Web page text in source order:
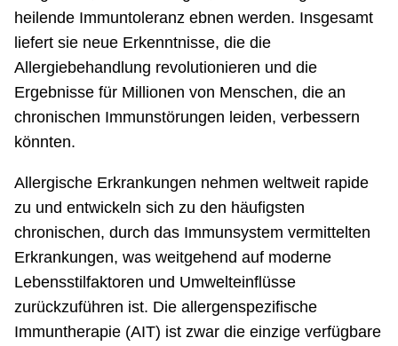
heilende Immuntoleranz ebnen werden. Insgesamt
liefert sie neue Erkenntnisse, die die
Allergiebehandlung revolutionieren und die
Ergebnisse für Millionen von Menschen, die an
chronischen Immunstörungen leiden, verbessern
könnten.
Allergische Erkrankungen nehmen weltweit rapide
zu und entwickeln sich zu den häufigsten
chronischen, durch das Immunsystem vermittelten
Erkrankungen, was weitgehend auf moderne
Lebensstilfaktoren und Umwelteinflüsse
zurückzuführen ist. Die allergenspezifische
Immuntherapie (AIT) ist zwar die einzige verfügbare